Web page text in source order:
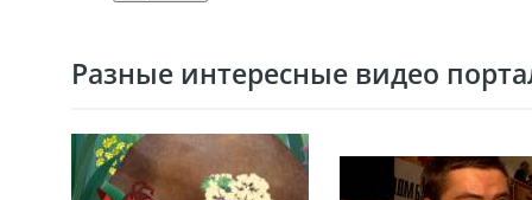
Разные интересные видео